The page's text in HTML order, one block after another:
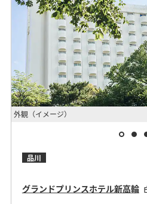
外観（イメージ）
品川
グランドプリンスホテル新高輪